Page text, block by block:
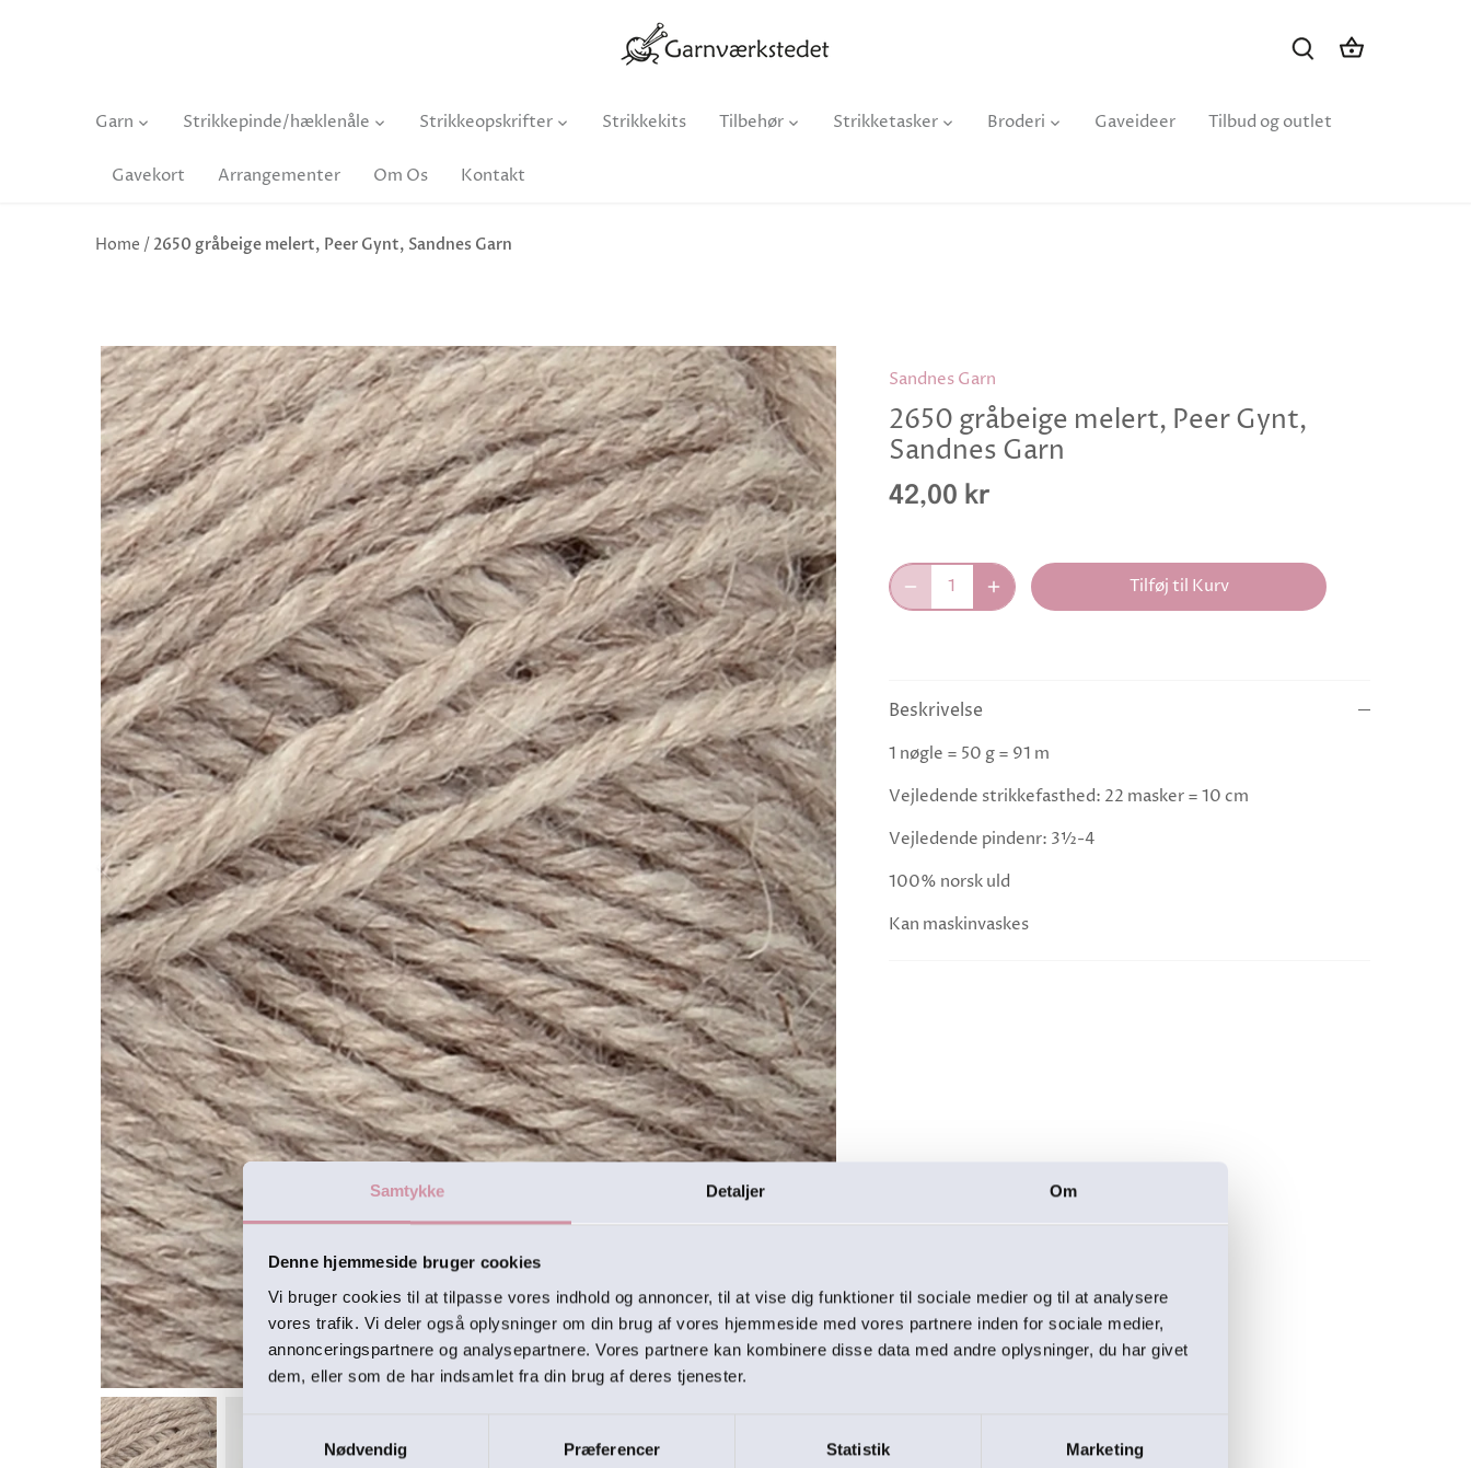
Samtykke Detaljer Om
Denne hjemmeside bruger cookies
Vi bruger cookies til at tilpasse vores indhold og annoncer, til at vise dig funktioner til sociale medier og til at analysere
vores trafik. Vi deler også oplysninger om din brug af vores hjemmeside med vores partnere inden for sociale medier,
annonceringspartnere og analysepartnere. Vores partnere kan kombinere disse data med andre oplysninger, du har givet
dem, eller som de har indsamlet fra din brug af deres tjenester.
Nødvendig
Præferencer Statistik Marketing
Garn Strikkepinde/hæklenåle Strikkeopskrifter Strikkekits Tilbehør Strikketasker Broderi Gaveideer Tilbud og outlet
Gavekort Arrangementer Om Os Kontakt
Home /2650 gråbeige melert, Peer Gynt, Sandnes Garn
Sandnes Garn
2650 gråbeige melert, Peer Gynt,
Sandnes Garn
42,00 kr
Tilføj til Kurv
Beskrivelse
1 nøgle = 50 g = 91 m
Vejledende strikkefasthed: 22 masker = 10 cm
Vejledende pindenr: 3½-4
100% norsk uld
Kan maskinvaskes